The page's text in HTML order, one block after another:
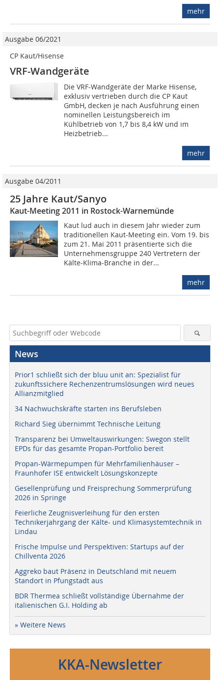
mehr
Ausgabe 06/2021
CP Kaut/Hisense
VRF-Wandgeräte
Die VRF-Wandgeräte der Marke Hisense,
exklusiv vertrieben durch die CP Kaut
GmbH, decken je nach Ausführung einen
nominellen Leistungsbereich im
Kühlbetrieb von 1,7 bis 8,4 kW und im
Heizbetrieb...
mehr
Ausgabe 04/2011
25 Jahre Kaut/Sanyo
Kaut-Meeting 2011 in Rostock-Warnemünde
Kaut lud auch in diesem Jahr wieder zum
traditionellen Kaut-Meeting ein. Vom 19. bis
zum 21. Mai 2011 präsentierte sich die
Unternehmensgruppe 240 Vertretern der
Kälte-Klima-Branche in der...
mehr
News
Prior1 schließt sich der bluu unit an: Spezialist für
zukunftssichere Rechenzentrumslösungen wird neues
Allianzmitglied
34 Nachwuchskräfte starten ins Berufsleben
Richard Sieg übernimmt Technische Leitung
Transparenz bei Umweltauswirkungen: Swegon stellt
EPDs für das gesamte Propan-Portfolio bereit
Propan-Wärmepumpen für Mehrfamilienhäuser –
Fraunhofer ISE entwickelt Lösungskonzepte
Gesellenprüfung und Freisprechung Sommerprüfung
2026 in Springe
Feierliche Zeugnisverleihung für den ersten
Technikerjahrgang der Kälte- und Klimasystemtechnik in
Lindau
Frische Impulse und Perspektiven: Startups auf der
Chillventa 2026
Aggreko baut Präsenz in Deutschland mit neuem
Standort in Pfungstadt aus
BDR Thermea schließt vollständige Übernahme der
italienischen G.I. Holding ab
» Weitere News
KKA-Newsletter